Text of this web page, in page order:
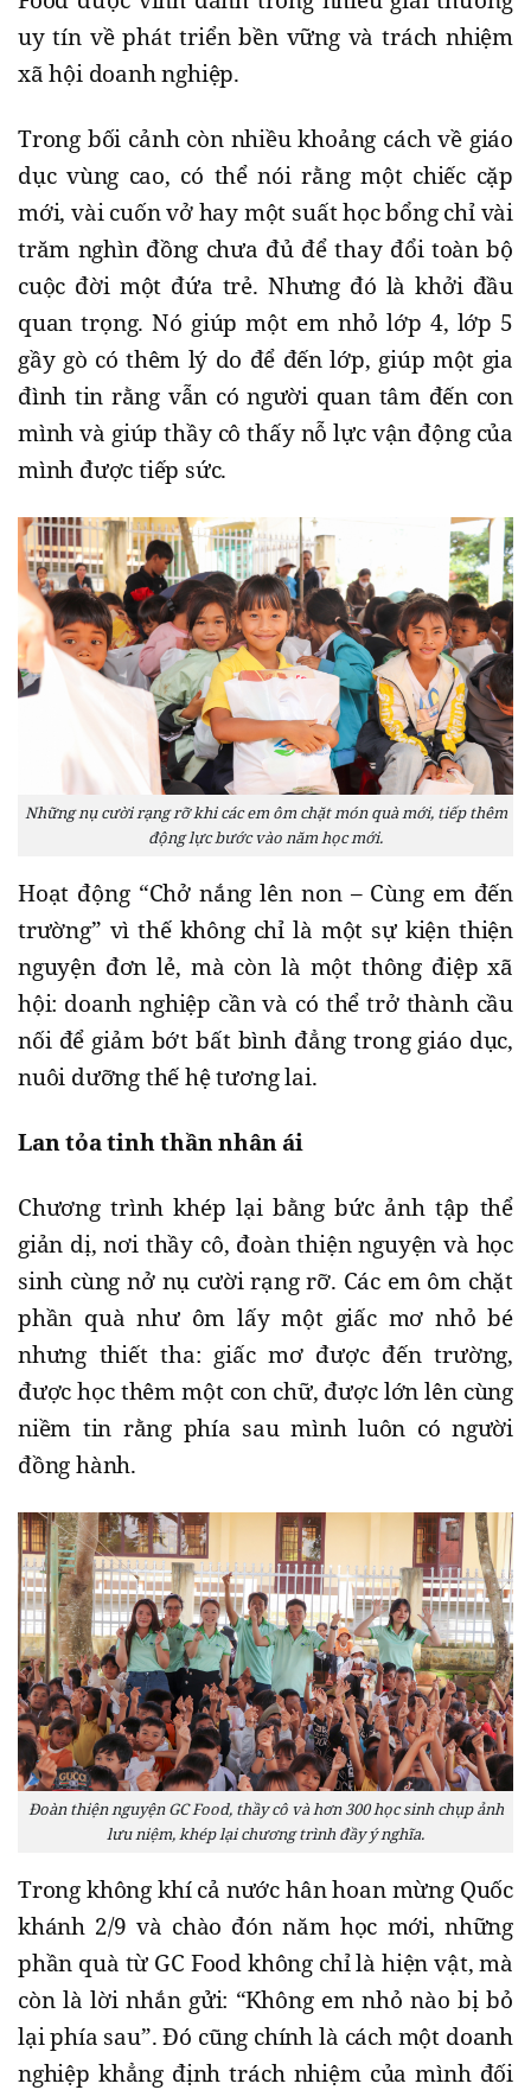
uy tín về phát triển bền vững và trách nhiệm
xã hội doanh nghiệp.
Trong bối cảnh còn nhiều khoảng cách về giáo
dục vùng cao, có thể nói rằng một chiếc cặp
mới, vài cuốn vở hay một suất học bổng chỉ vài
trăm nghìn đồng chưa đủ để thay đổi toàn bộ
cuộc đời một đứa trẻ. Nhưng đó là khởi đầu
quan trọng. Nó giúp một em nhỏ lớp 4, lớp 5
gầy gò có thêm lý do để đến lớp, giúp một gia
đình tin rằng vẫn có người quan tâm đến con
mình và giúp thầy cô thấy nỗ lực vận động của
mình được tiếp sức.
Những nụ cười rạng rỡ khi các em ôm chặt món quà mới, tiếp thêm
động lực bước vào năm học mới.
Hoạt động “Chở nắng lên non – Cùng em đến
trường” vì thế không chỉ là một sự kiện thiện
nguyện đơn lẻ, mà còn là một thông điệp xã
hội: doanh nghiệp cần và có thể trở thành cầu
nối để giảm bớt bất bình đẳng trong giáo dục,
nuôi dưỡng thế hệ tương lai.
Lan tỏa tinh thần nhân ái
Chương trình khép lại bằng bức ảnh tập thể
giản dị, nơi thầy cô, đoàn thiện nguyện và học
sinh cùng nở nụ cười rạng rỡ. Các em ôm chặt
phần quà như ôm lấy một giấc mơ nhỏ bé
nhưng thiết tha: giấc mơ được đến trường,
được học thêm một con chữ, được lớn lên cùng
niềm tin rằng phía sau mình luôn có người
đồng hành.
Đoàn thiện nguyện GC Food, thầy cô và hơn 300 học sinh chụp ảnh
lưu niệm, khép lại chương trình đầy ý nghĩa.
Trong không khí cả nước hân hoan mừng Quốc
khánh 2/9 và chào đón năm học mới, những
phần quà từ GC Food không chỉ là hiện vật, mà
còn là lời nhắn gửi: “Không em nhỏ nào bị bỏ
lại phía sau”. Đó cũng chính là cách một doanh
nghiệp khẳng định trách nhiệm của mình đối